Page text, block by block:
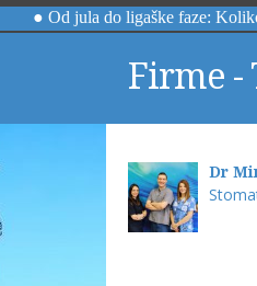
Firme -
Dr